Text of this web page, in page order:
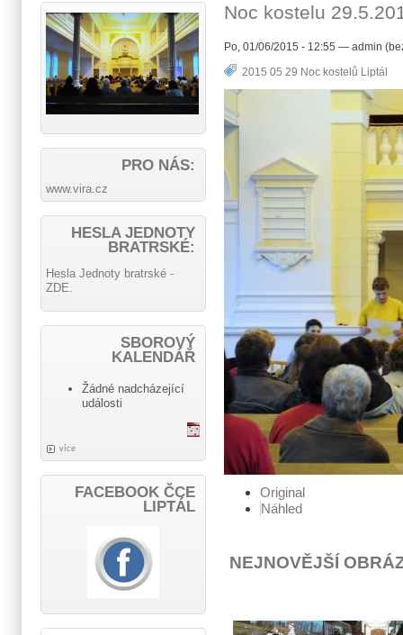
Noc kostelu
Po, 01/06/2015 - 12:55 — admin
2015 05 29 Noc kostelů Liptál
Original
Náhled
NEJNOVĚJŠÍ
PRO NÁS:
www.vira.cz
HESLA JEDNOTY
BRATRSKÉ:
Hesla Jednoty bratrské -
ZDE.
SBOROVÝ
KALENDÁŘ
Žádné nadcházející
události
více
FACEBOOK ČCE
LIPTÁL